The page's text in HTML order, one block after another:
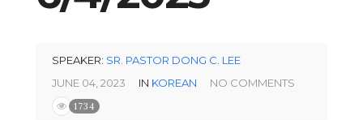
SPEAKER: SR. PASTOR DONG C. LEE
JUNE 04, 2023
IN KOREAN NO COMMENTS
1734